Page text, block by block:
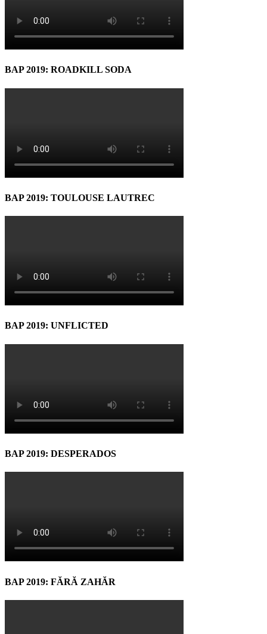
BAP 2019: ROADKILL SODA
BAP 2019: TOULOUSE LAUTREC
BAP 2019: UNFLICTED
BAP 2019: DESPERADOS
BAP 2019: FĂRĂ ZAHĂR